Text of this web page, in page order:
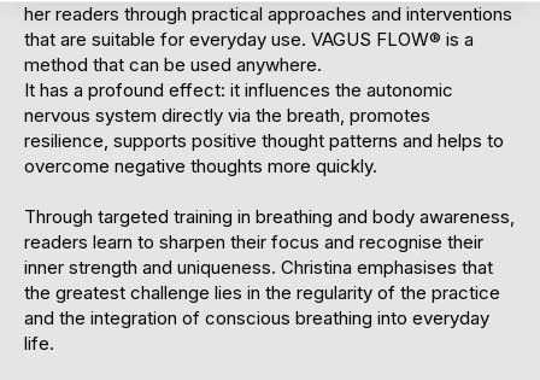
her readers through practical approaches and interventions
that are suitable for everyday use. VAGUS FLOW® is a
method that can be used anywhere.
It has a profound effect: it influences the autonomic
nervous system directly via the breath, promotes
resilience, supports positive thought patterns and helps to
overcome negative thoughts more quickly.
Through targeted training in breathing and body awareness,
readers learn to sharpen their focus and recognise their
inner strength and uniqueness. Christina emphasises that
the greatest challenge lies in the regularity of the practice
and the integration of conscious breathing into everyday
life.